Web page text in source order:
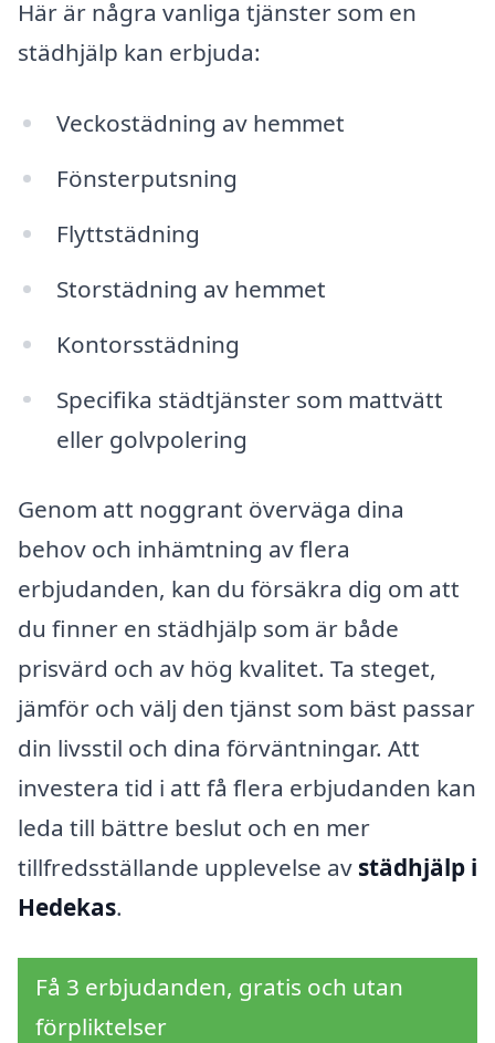
Här är några vanliga tjänster som en
städhjälp kan erbjuda:
Veckostädning av hemmet
Fönsterputsning
Flyttstädning
Storstädning av hemmet
Kontorsstädning
Specifika städtjänster som mattvätt
eller golvpolering
Genom att noggrant överväga dina
behov och inhämtning av flera
erbjudanden, kan du försäkra dig om att
du finner en städhjälp som är både
prisvärd och av hög kvalitet. Ta steget,
jämför och välj den tjänst som bäst passar
din livsstil och dina förväntningar. Att
investera tid i att få flera erbjudanden kan
leda till bättre beslut och en mer
tillfredsställande upplevelse av städhjälp i
Hedekas.
Få 3 erbjudanden, gratis och utan
förpliktelser